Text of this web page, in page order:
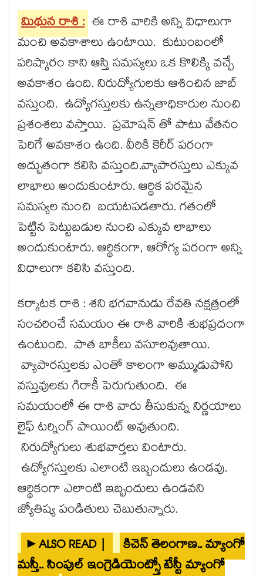
మిథున రాశి : ఈ రాశి వారికి అన్ని విధాలుగా
మంచి అవకాశాలు ఉంటాయి. కుటుంబంలో
పరిష్కారం కాని ఆస్తి సమస్యలు ఒక కొలిక్కి వచ్చే
అవకాశం ఉంది. నిరుద్యోగులకు ఆశించిన జాబ్​
వస్తుంది. ఉద్యోగస్తులకు ఉన్నతాధికారుల నుంచి
ప్రశంశలు వస్తాయి. ప్రమోషన్​ తో పాటు వేతనం
పెరిగే అవకాశం ఉంది. వీరికి కెరీర్ పరంగా
అద్భుతంగా కలిసి వస్తుంది.వ్యాపారస్తులు ఎక్కువ
లాభాలు అందుకుంటారు. ఆర్థిక పరమైన
సమస్యల నుంచి బయటపడతారు. గతంలో
పెట్టిన పెట్టుబడుల నుంచి ఎక్కువ లాభాలు
అందుకుంటారు. ఆర్థికంగా, ఆరోగ్య పరంగా అన్ని
విధాలుగా కలిసి వస్తుంది.
కర్కాటక రాశి : శని భగవానుడు రేవతి నక్షత్రంలో
సంచరించే సమయం ఈ రాశి వారికి శుభప్రదంగా
ఉంటుంది. పాత బాకీలు వసూలవుతాయి.
వ్యాపారస్తులకు ఎంతో కాలంగా అమ్ముడుపోని
వస్తువులకు గిరాకీ పెరుగుతుంది. ఈ
సమయంలో ఈ రాశి వారు తీసుకున్న నిర్ణయాలు
లైఫ్​ టర్నింగ్​ పాయింట్​ అవుతుంది.
నిరుద్యోగులు శుభవార్తలు వింటారు.
ఉద్యోగస్తులకు ఎలాంటి ఇబ్బందులు ఉండవు.
ఆర్థికంగా ఎలాంటి ఇబ్బందులు ఉండవని
జ్యోతిష్య పండితులు చెబుతున్నారు.
►ALSO READ |
కిచెన్ తెలంగాణ.. మ్యాంగో
మస్తీ.. సింపుల్ ఇంగ్రెడియెంట్స్తో టేస్టీ మ్యాంగో